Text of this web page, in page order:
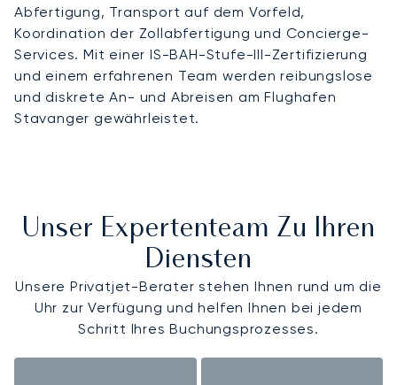
Abfertigung, Transport auf dem Vorfeld,
Koordination der Zollabfertigung und Concierge-
Services. Mit einer IS-BAH-Stufe-III-Zertifizierung
und einem erfahrenen Team werden reibungslose
und diskrete An- und Abreisen am Flughafen
Stavanger gewährleistet.
Unser Expertenteam Zu Ihren
Diensten
Unsere Privatjet-Berater stehen Ihnen rund um die
Uhr zur Verfügung und helfen Ihnen bei jedem
Schritt Ihres Buchungsprozesses.